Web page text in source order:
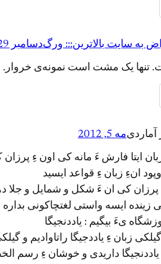
به سایت بالاترین::: ورگدسامبر 29, 2011
تنها یک مشت است نمونه‌ی خروار.
آماردیمه 5, 2012
ایتا فارش ءَ مانه کی اون ءِ پرزان
انءِ زبان ءِ قواعد ایسید
پرزان کی ان ءَ شکل و شمایل و جلا
زینده ایسه واستی لغتچاکونی بداره
یءَ بیگیم : یاددنجیگا
زبان ءِ یاددجیگا راتاوادیم و
یاددنجیگا داریدی و خوشان ءِ رسم